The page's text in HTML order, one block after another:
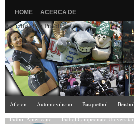
HOME ACERCA DE
Actualidad en Puebla
Aficion Automovilismo Basquetbol
Futbol Americano
Fútbol Campeonato